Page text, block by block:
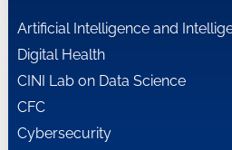
Artificial Intelligence and
Digital Health
CINI Lab on Data Science
CFC
Cybersecurity